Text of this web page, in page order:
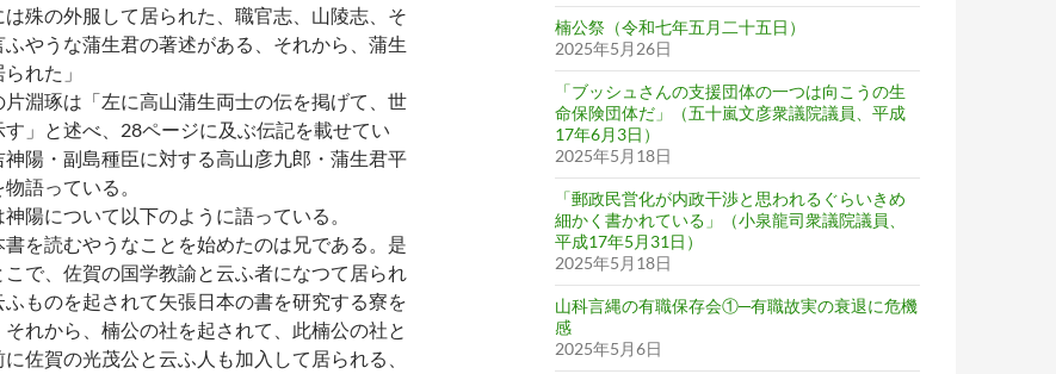
殊の外服して居られた、職官志、山陵志、そ
やうな蒲生君の著述がある、それから、蒲生
れた」
淵琢は「左に高山蒲生両士の伝を掲げて、世
す」と述べ、28ページに及ぶ伝記を載せてい
神陽・副島種臣に対する高山彦九郎・蒲生君平
語っている。
陽について以下のように語っている。
を読むやうなことを始めたのは兄である。是
で、佐賀の国学教諭と云ふ者になつて居られ
ものを起されて矢張日本の書を研究する寮を
れから、楠公の社を起されて、此楠公の社と
佐賀の光茂公と云ふ人も加入して居られる、
楠公祭（令和七年五月二十五日）
2025年5月26日
「ブッシュさんの支援団体の一つは向こうの生
命保険団体だ」（五十嵐文彦衆議院議員、平成
17年6月3日）
2025年5月18日
「郵政民営化が内政干渉と思われるぐらいきめ
細かく書かれている」（小泉龍司衆議院議員、
平成17年5月31日）
2025年5月18日
山科言縄の有職保存会①─有職故実の衰退に危機
感
2025年5月6日